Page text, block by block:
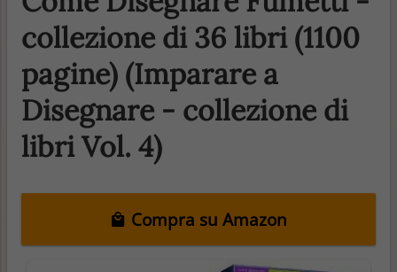
collezione di 36 libri (1100
pagine) (Imparare a
Disegnare - collezione di
libri Vol. 4)
Compra su Amazon